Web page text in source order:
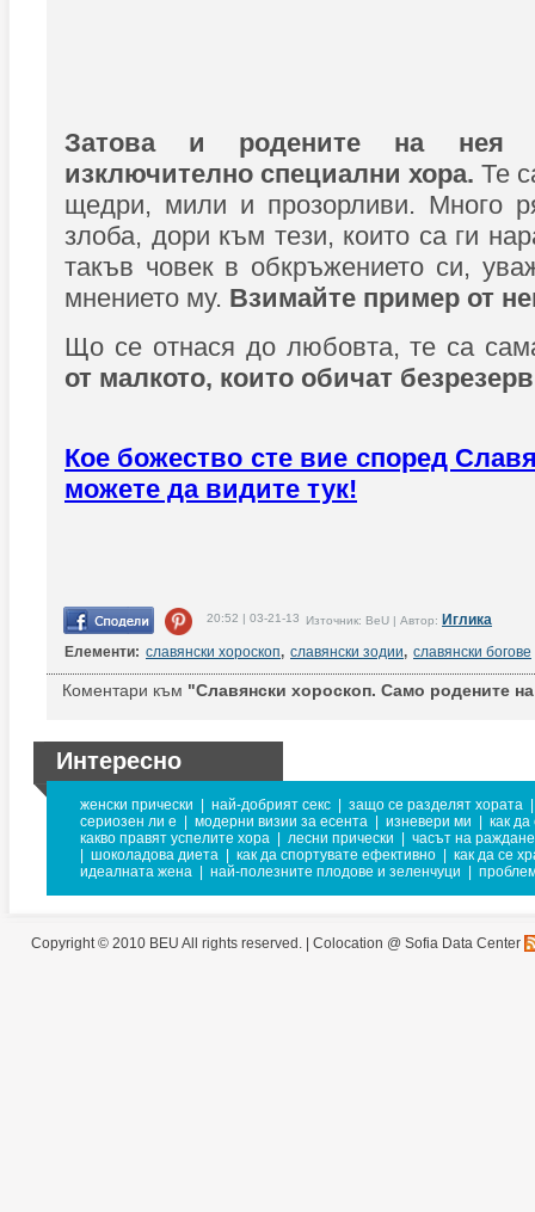
Затова и родените на нея
изключително специални хора. Те
щедри, мили и прозорливи. Много
злоба, дори към тези, които са ги
такъв човек в обкръжението си,
мнението му. Взимайте пример от
Що се отнася до любовта, те са
от малкото, които обичат
Кое божество сте вие според
можете да видите тук!
20:52 | 03-21-13 Източник: BeU | Автор: Иглика
Елементи: славянски хороскоп, славянски зодии, славянски богове
Коментари към "Славянски хороскоп. Само родените
Интересно
женски прически най-добрият секс защо се разделят хората
сериозен ли е
модерни визии за есента изневери ми
как
какво правят успелите хора
лесни прически
часът на
шоколадова диета как да спортувате ефективно
как да се
идеалната жена
най-полезните плодове и зеленчуци
Copyright © 2010 BEU All rights reserved. | Colocation @ Sofia Data Center